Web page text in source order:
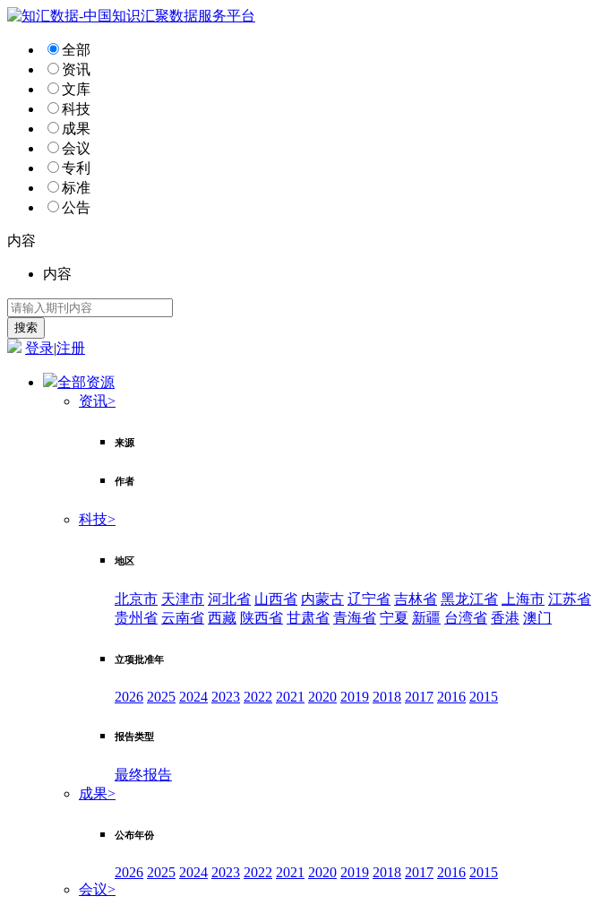
全部
资讯
文库
科技
成果
会议
专利
标准
公告
内容
内容
登录|注册
全部资源
资讯>
来源
作者
科技>
地区
北京市 天津市 河北省 山西省 内蒙古 辽宁省 吉林省 黑龙江省 上海市 江苏省
贵州省 云南省 西藏 陕西省 甘肃省 青海省 宁夏 新疆 台湾省 香港 澳门
立项批准年
2026 2025 2024 2023 2022 2021 2020 2019 2018 2017 2016 2015
报告类型
最终报告
成果>
公布年份
2026 2025 2024 2023 2022 2021 2020 2019 2018 2017 2016 2015
会议>